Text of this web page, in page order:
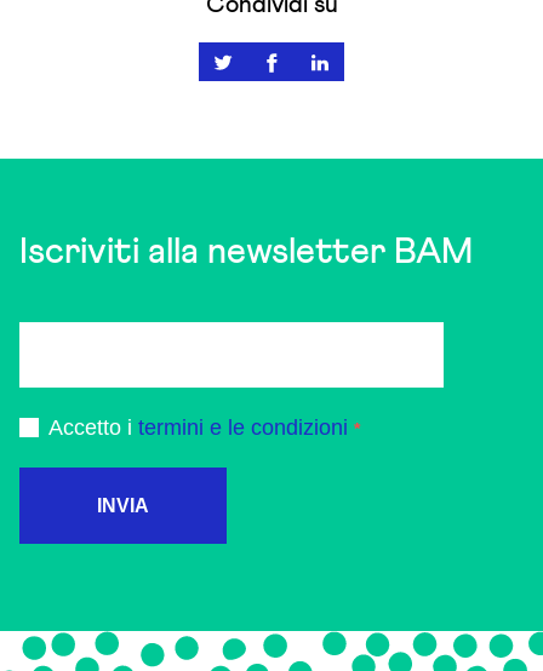
Condividi su
Iscriviti alla newsletter BAM
Accetto i termini e le condizioni
INVIA